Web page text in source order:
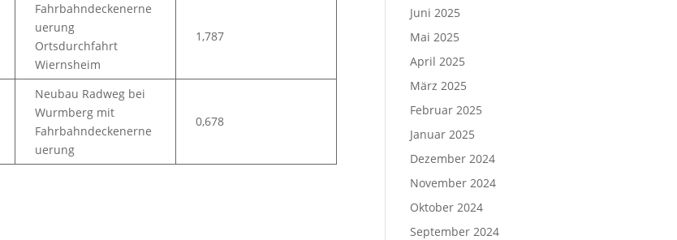
Fahrbahndeckenerne
uerung
Ortsdurchfahrt
Wiernsheim
1,787
Neubau Radweg bei
Wurmberg mit
Fahrbahndeckenerne
uerung
0,678
Juni 2025
Mai 2025
April 2025
März 2025
Februar 2025
Januar 2025
Dezember 2024
November 2024
Oktober 2024
September 2024